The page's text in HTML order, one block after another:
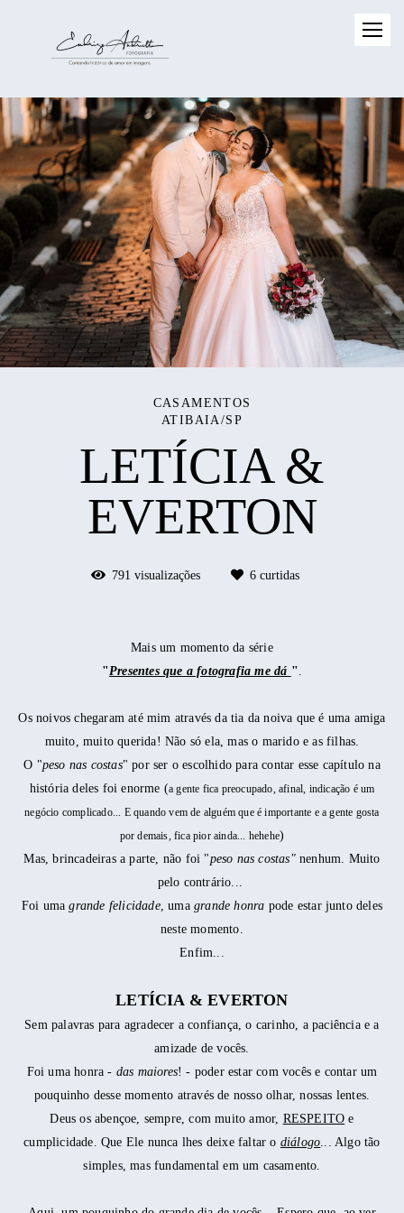
CASAMENTOS
ATIBAIA/SP
LETÍCIA &
EVERTON
791 visualizações 6 curtidas
Mais um momento da série
"Presentes que a fotografia me dá ".
Os noivos chegaram até mim através da tia da noiva que é uma amiga
muito, muito querida! Não só ela, mas o marido e as filhas.
O "peso nas costas" por ser o escolhido para contar esse capítulo na
história deles foi enorme (a gente fica preocupado, afinal, indicação é um
negócio complicado... E quando vem de alguém que é importante e a gente gosta
por demais, fica pior ainda... hehehe)
Mas, brincadeiras a parte, não foi "peso nas costas"nenhum. Muito
pelo contrário...
Foi umagrande felicidade, umagrande honra pode estar junto deles
neste momento.
Enfim...
LETÍCIA & EVERTON
Sem palavras para agradecer a confiança, o carinho, a paciência e a
amizade de vocês.
Foi uma honra - das maiores! - poder estar com vocês e contar um
pouquinho desse momento através de nosso olhar, nossas lentes.
Deus os abençoe, sempre, com muito amor, RESPEITO e
cumplicidade. Que Ele nunca lhes deixe faltar o diálogo... Algo tão
simples, mas fundamental em um casamento.